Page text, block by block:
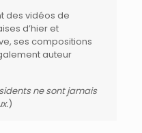
des vidéos de
d’hier et
ses compositions
auteur
ne sont jamais
)